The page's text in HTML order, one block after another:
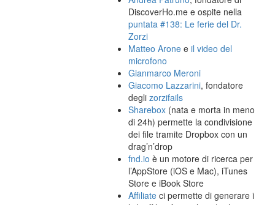
DiscoverHo.me e ospite nella
puntata #138: Le ferie del Dr.
Zorzi
Matteo Arone eil video del
microfono
Gianmarco Meroni
Giacomo Lazzarini, fondatore
deglizorzifails
Sharebox (nata e morta in meno
di 24h) permette la condivisione
dei file tramite Dropbox con un
drag’n’drop
fnd.io è un motore di ricerca per
l’AppStore (iOS e Mac), iTunes
Store e iBook Store
Affiliate ci permette di generare i